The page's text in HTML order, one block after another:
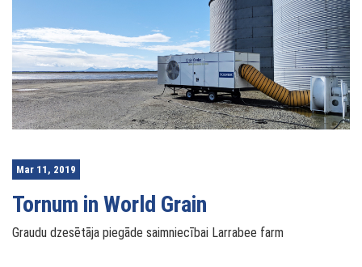
Mar 11, 2019
Tornum in World Grain
Graudu dzesētāja piegāde saimniecībai Larrabee farm